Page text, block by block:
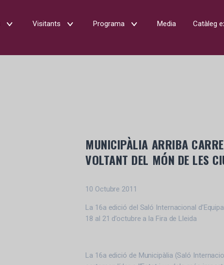
Visitants Programa Media Catàleg
MUNICIPÀLIA ARRIBA
VOLTANT DEL MÓN DE LES
10 Octubre 2011
La 16a edició del Saló Internacional
18 al 21 d’octubre a la Fira de Lleida
La 16a edició de Municipàlia (Saló